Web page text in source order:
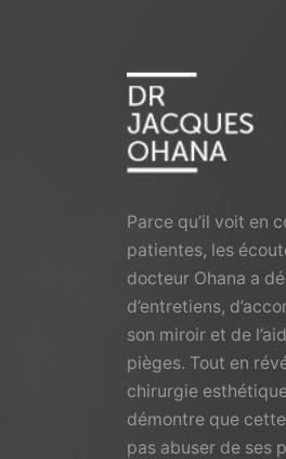
Parce qu’il voit en
patientes, les
docteur Ohana a
d’entretiens,
son miroir et de
pièges. Tout en
chirurgie
démontre que
pas abuser de ses